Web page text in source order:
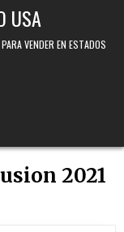
USA
VENDER EN ESTADOS
2021